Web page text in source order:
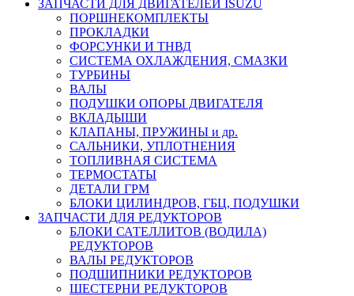
ЗАПЧАСТИ ДЛЯ ДВИГАТЕЛЕЙ ISUZU
ПОРШНЕКОМПЛЕКТЫ
ПРОКЛАДКИ
ФОРСУНКИ И ТНВД
СИСТЕМА ОХЛАЖДЕНИЯ, СМАЗКИ
ТУРБИНЫ
ВАЛЫ
ПОДУШКИ ОПОРЫ ДВИГАТЕЛЯ
ВКЛАДЫШИ
КЛАПАНЫ, ПРУЖИНЫ и др.
САЛЬНИКИ, УПЛОТНЕНИЯ
ТОПЛИВНАЯ СИСТЕМА
ТЕРМОСТАТЫ
ДЕТАЛИ ГРМ
БЛОКИ ЦИЛИНДРОВ, ГБЦ, ПОДУШКИ
ЗАПЧАСТИ ДЛЯ РЕДУКТОРОВ
БЛОКИ САТЕЛЛИТОВ (ВОДИЛА)
РЕДУКТОРОВ
ВАЛЫ РЕДУКТОРОВ
ПОДШИПНИКИ РЕДУКТОРОВ
ШЕСТЕРНИ РЕДУКТОРОВ